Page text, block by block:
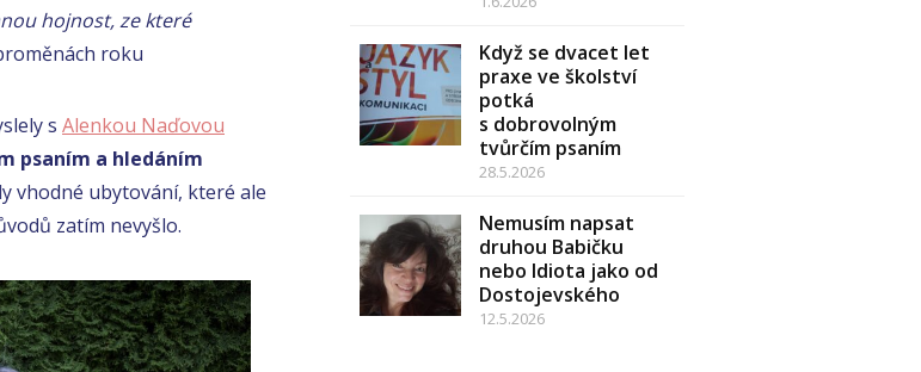
hojnost, ze které
roku
s Alenkou Naďovou
psaním a hledáním
vhodné ubytování, které ale
zatím nevyšlo.
Když se dvacet let
praxe ve školství
potká
s dobrovolným
tvůrčím psaním
28.5.2026
Nemusím napsat
druhou Babičku
nebo Idiota jako od
Dostojevského
12.5.2026